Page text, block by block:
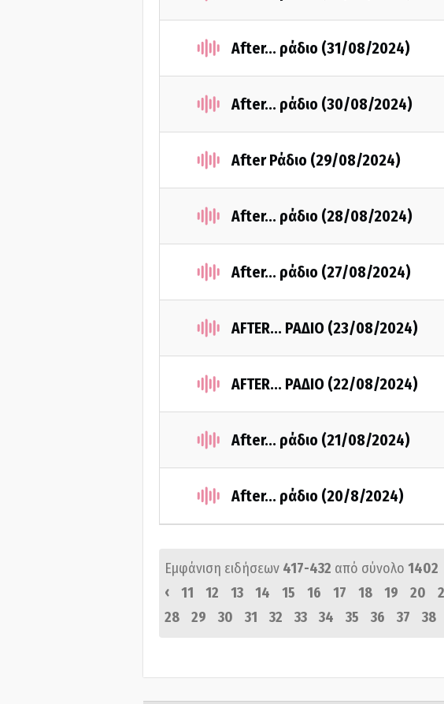
After... ράδιο (31/08/2024)
After... ράδιο (30/08/2024)
After Ράδιο (29/08/2024)
After... ράδιο (28/08/2024)
After... ράδιο (27/08/2024)
AFTER... ΡΑΔΙΟ (23/08/2024)
AFTER... ΡΑΔΙΟ (22/08/2024)
After... ράδιο (21/08/2024)
After... ράδιο (20/8/2024)
Εμφάνιση ειδήσεων 417-432 από σύνολο 1402
‹
11 12 13 14 15 16 17 18 19 20
28
29 30 31 32 33 34 35 36 37 38